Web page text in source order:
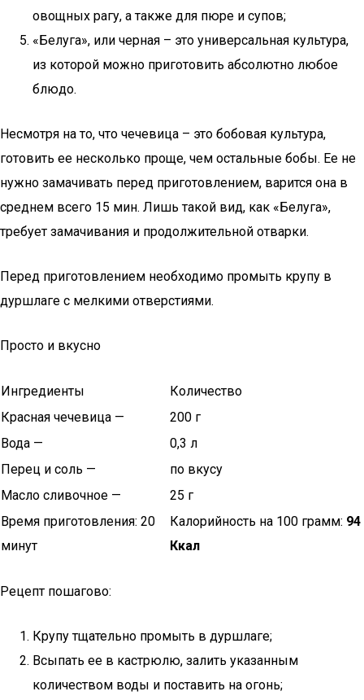
овощных рагу, а также для пюре и супов;
«Белуга», или черная – это универсальная культура,
из которой можно приготовить абсолютно любое
блюдо.
Несмотря на то, что чечевица – это бобовая культура,
готовить ее несколько проще, чем остальные бобы. Ее не
нужно замачивать перед приготовлением, варится она в
среднем всего 15 мин. Лишь такой вид, как «Белуга»,
требует замачивания и продолжительной отварки.
Перед приготовлением необходимо промыть крупу в
дуршлаге с мелкими отверстиями.
Просто и вкусно
Ингредиенты
Количество
Красная чечевица —
200 г
Вода —
0,3 л
Перец и соль —
по вкусу
Масло сливочное —
25 г
Время приготовления: 20
минут
Калорийность на 100 грамм: 94
Ккал
Рецепт пошагово:
Крупу тщательно промыть в дуршлаге;
Всыпать ее в кастрюлю, залить указанным
количеством воды и поставить на огонь;